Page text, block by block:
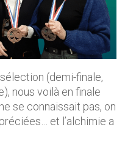
(demi-finale,
nous voilà en finale
se connaissait pas, on
et l’alchimie a